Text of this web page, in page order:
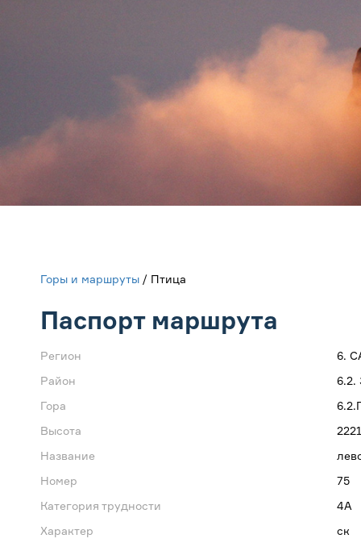
Горы и маршруты / Птица
Паспорт маршрута
Регион
6.
Район
6.2.
Гора
Высота
2221
Название
Номер
75
Категория трудности
4А
Характер
ск